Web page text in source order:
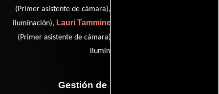
(Primer asistente de cámara),
iluminación), Lauri Tamminen
(Primer asistente de cámara) y
iluminación)
Gestión de producción